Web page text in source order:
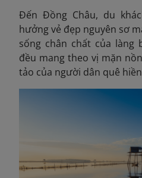
Đến Đồng Châu, du
hưởng vẻ đẹp nguyên sơ
sống chân chất của làng
đều mang theo vị mặn
tảo của người dân quê